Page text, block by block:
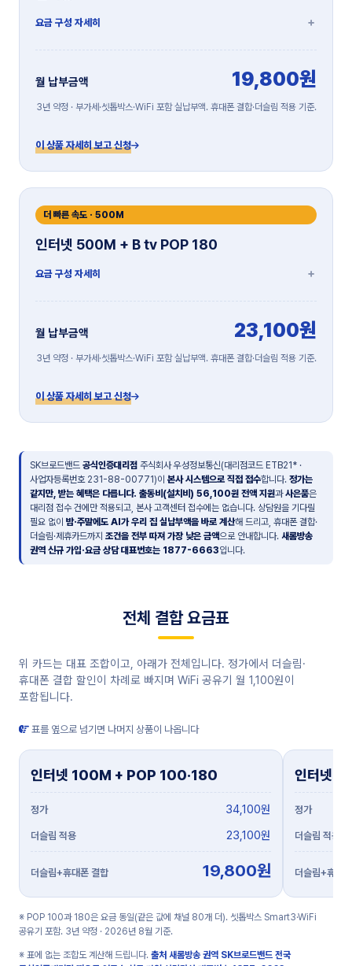
요금 구성 자세히
월 납부금액 19,800원
3년 약정 · 부가세·셋톱박스·WiFi 포함 실납부액. 휴대폰 결합·더슬림 적용 기준.
이 상품 자세히 보고 신청
더 빠른 속도 · 500M
인터넷 500M + B tv POP 180
요금 구성 자세히
월 납부금액 23,100원
3년 약정 · 부가세·셋톱박스·WiFi 포함 실납부액. 휴대폰 결합·더슬림 적용 기준.
이 상품 자세히 보고 신청
SK브로드밴드 공식인증대리점 주식회사 우성정보통신(대리점코드 ETB21* ·
사업자등록번호 231-88-00771)이 본사 시스템으로 직접 접수합니다. 정가는
같지만, 받는 혜택은 다릅니다. 출동비(설치비) 56,100원 전액 지원과사은품은
대리점 접수 건에만 적용되고, 본사 고객센터 접수에는 없습니다. 상담원을 기다릴
필요 없이 밤·주말에도 AI가 우리 집 실납부액을 바로 계산해 드리고, 휴대폰 결합·
더슬림·제휴카드까지 조건을 전부 따져 가장 낮은 금액으로 안내합니다. 새롬방송
권역 신규 가입·요금 상담 대표번호는 1877-6663입니다.
전체 결합 요금표
위 카드는 대표 조합이고, 아래가 전체입니다. 정가에서 더슬림·
휴대폰 결합 할인이 차례로 빠지며 WiFi 공유기 월 1,100원이
포함됩니다.
표를 옆으로 넘기면 나머지 상품이 나옵니다
인터넷 100M + POP 100·180
34,100원
23,100원
19,800원
인터넷
※ POP 100과 180은 요금 동일(같은 값에 채널 80개 더). 셋톱박스 Smart3·WiFi
공유기 포함. 3년 약정 · 2026년 8월 기준.
※ 표에 없는 조합도 계산해 드립니다. 출처 새롬방송 권역 SK브로드밴드 전국